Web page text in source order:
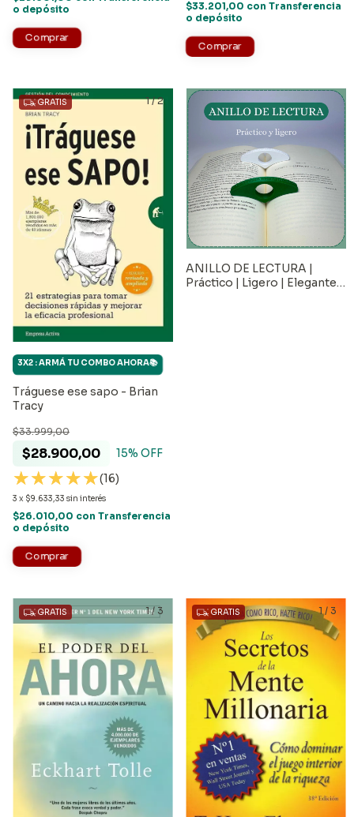
o depósito
$33.201,00 con Transferencia
o depósito
1/2
GRATIS
Tráguese ese sapo - Brian
Tracy
$28.900,00
$33.999,00
15% OFF
(16)
3 x $9.633,33 sin interés
3X2 : ARMÁ TU COMBO AHORA📚
$26.010,00 con Transferencia
o depósito
ANILLO DE LECTURA |
Práctico | Ligero | Elegante y
1/ 3
GRATIS 1 / 3
GRATIS